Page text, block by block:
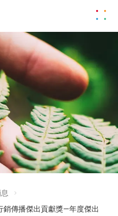
銷傳播傑出貢獻獎—年度傑出